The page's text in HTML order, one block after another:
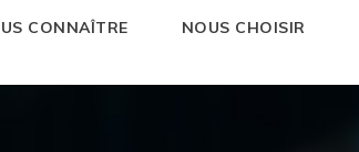
CONNAÎTRE NOUS CHOISIR